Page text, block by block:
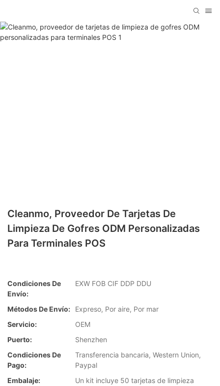
Cleanmo, Proveedor De Tarjetas De
Limpieza De Gofres ODM Personalizadas
Para Terminales POS
Condiciones De
Envío:
EXW FOB CIF DDP DDU
Métodos De Envío:
Expreso, Por aire, Por mar
Servicio:
OEM
Puerto:
Shenzhen
Condiciones De
Pago:
Transferencia bancaria, Western Union,
Paypal
Embalaje:
Un kit incluye 50 tarjetas de limpieza